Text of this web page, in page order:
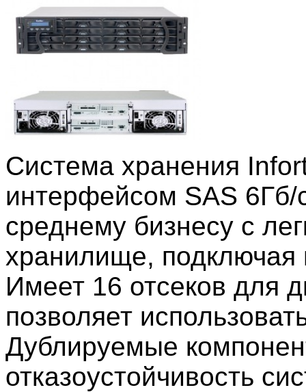
Система хранения
интерфейсом SAS 6Гб/
среднему бизнесу с
хранилище,
Имеет 16 отсеков для
позволяет
Дублируемые
отказоустойчивость